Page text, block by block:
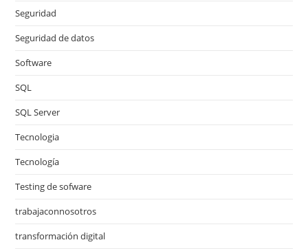
Seguridad
Seguridad de datos
Software
SQL
SQL Server
Tecnologia
Tecnología
Testing de sofware
trabajaconnosotros
transformación digital